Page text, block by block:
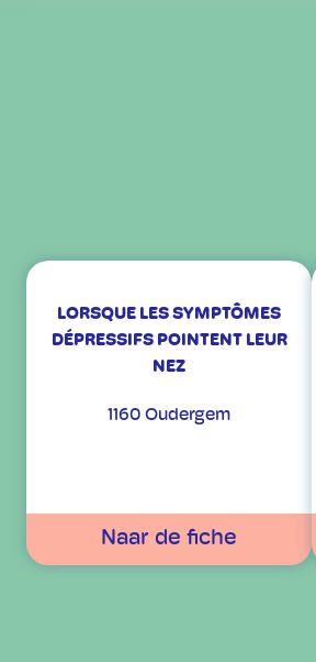
LORSQUE LES SYMPTÔMES
DÉPRESSIFS POINTENT LEUR
NEZ
1160 Oudergem
Naar de fiche